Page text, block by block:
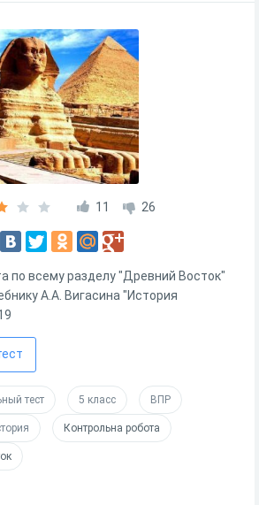
11 26
по всему разделу "Древний Восток"
А.А. Вигасина "История
тест 5 класс ВПР
Контрольна робота